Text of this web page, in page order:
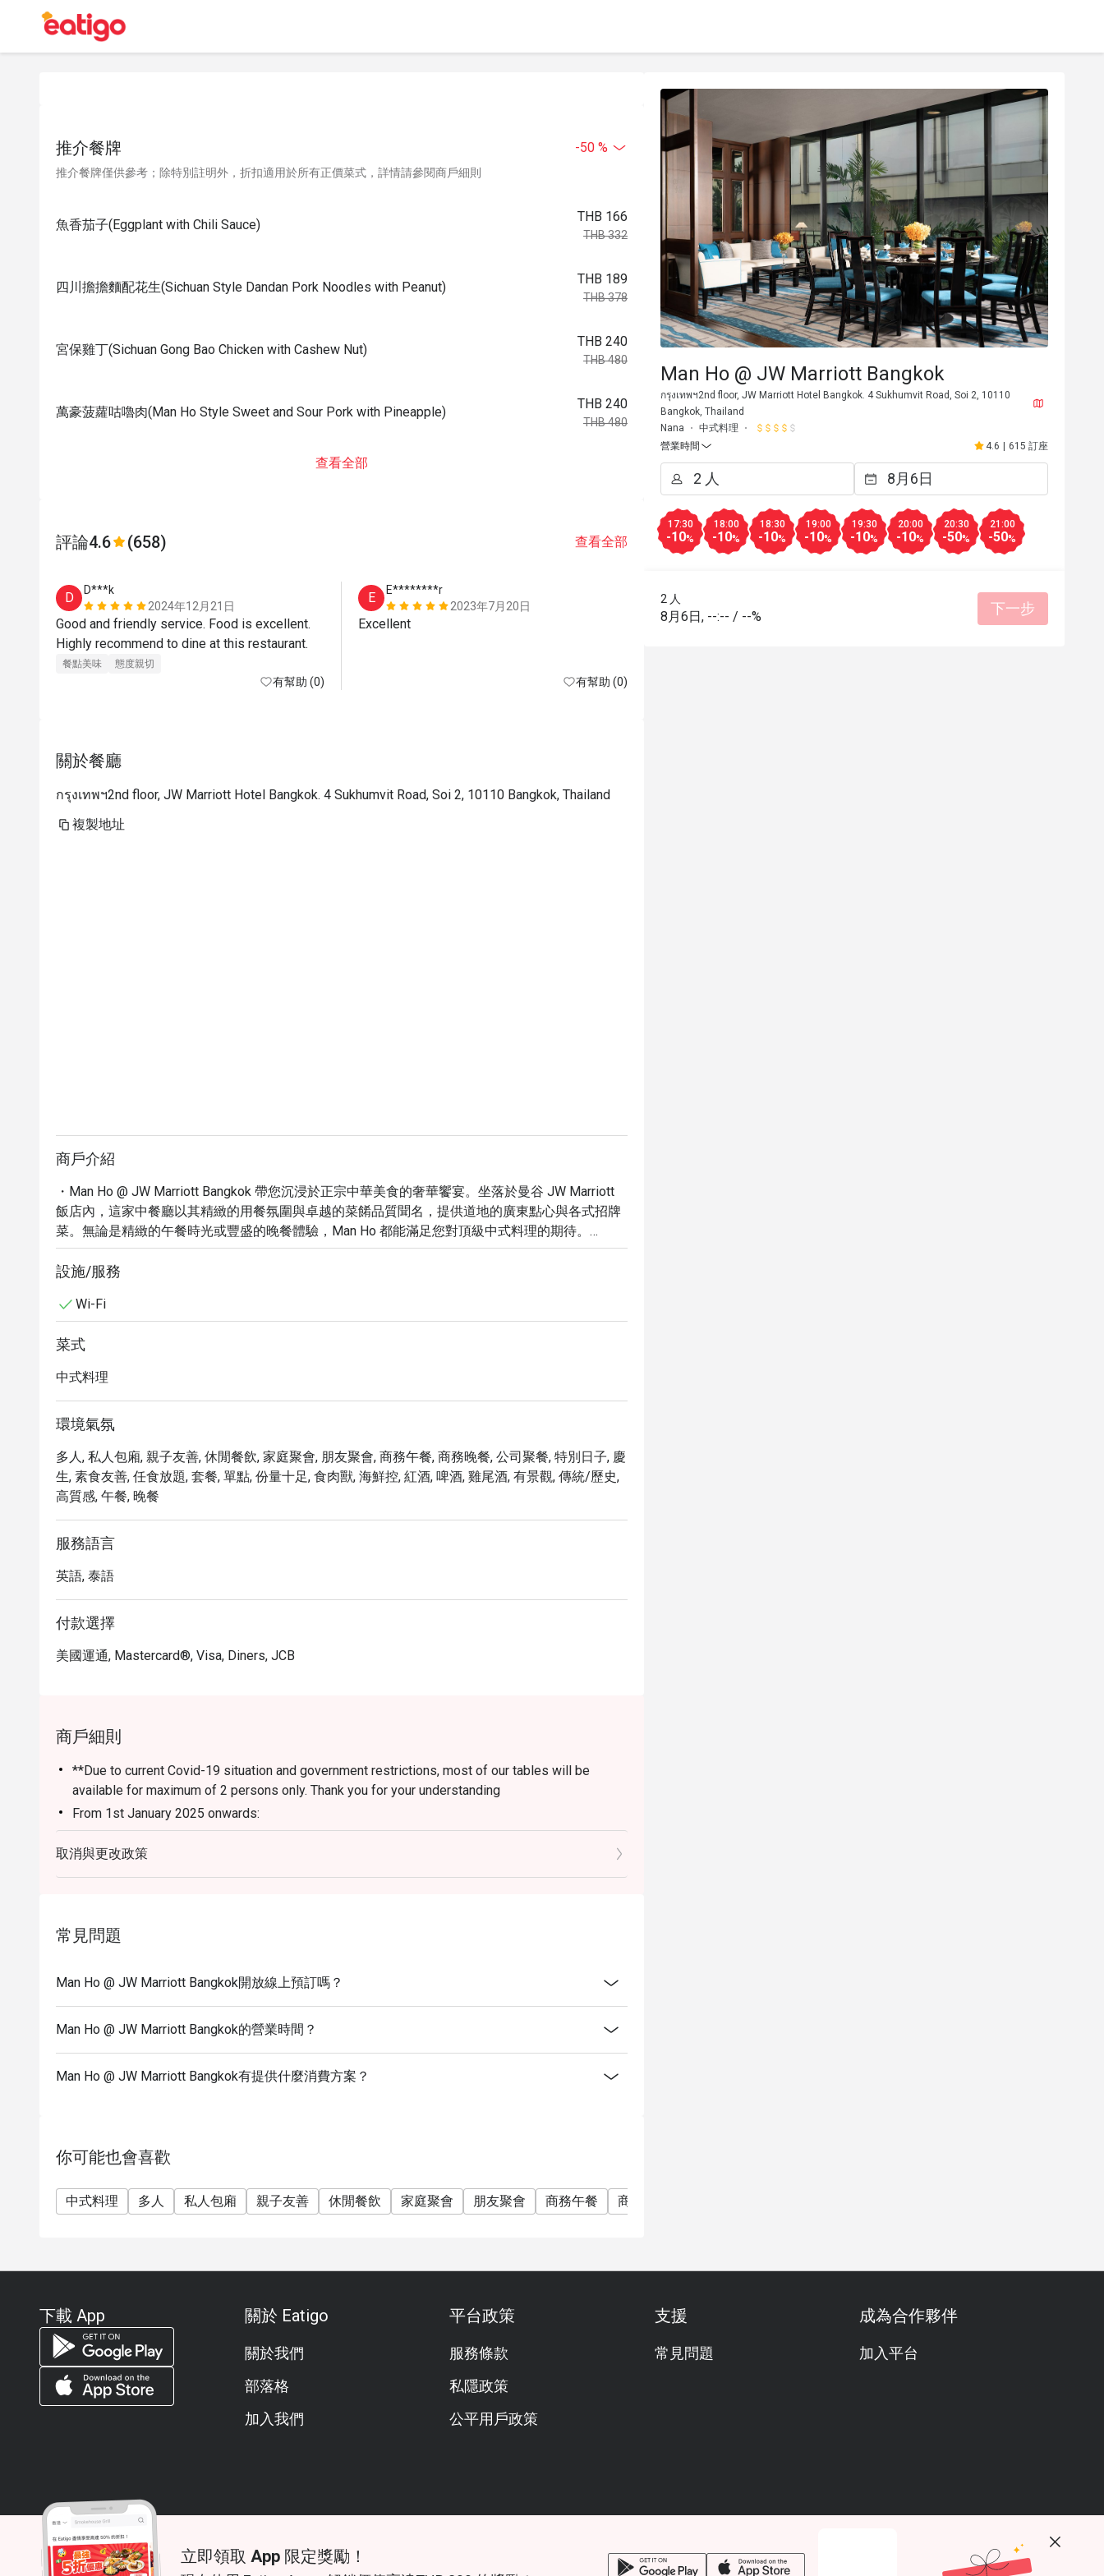
推介餐牌 -50 %
推介餐牌僅供參考；除特別註明外，折扣適用於所有正價菜式，詳情請參閱商戶細則
魚香茄子(Eggplant with Chili Sauce)
THB 166
THB 332
四川擔擔麵配花生(Sichuan Style Dandan Pork Noodles with Peanut)
THB 189
THB 378
宮保雞丁(Sichuan Gong Bao Chicken with Cashew Nut)
THB 240
THB 480
萬豪菠蘿咕嚕肉(Man Ho Style Sweet and Sour Pork with Pineapple)
THB 240
THB 480
查看全部
評論4.6 (658) 查看全部
D
D***k
2024年12月21日
Good and friendly service. Food is excellent.
餐點美味 態度親切
有幫助 (0)
E
E********r
2023年7月20日
Excellent
有幫助 (0)
D
Fantastic food and great service. Highly
G
G****n
Excellent exceeded my
關於餐廳
กรุงเทพฯ2nd floor, JW Marriott Hotel Bangkok. 4 Sukhumvit Road, Soi 2, 10110 Bangkok, Thailand
複製地址
商戶介紹
・Man Ho @ JW Marriott Bangkok 帶您沉浸於正宗中華美食的奢華饗宴。坐落於曼谷 JW Marriott
飯店內，這家中餐廳以其精緻的用餐氛圍與卓越的菜餚品質聞名，提供道地的廣東點心與各式招牌
菜。無論是精緻的午餐時光或豐盛的晚餐體驗，Man Ho 都能滿足您對頂級中式料理的期待。
・步入 Man Ho，寬敞典雅的用餐環境搭配親切的服務，營造出無與倫比的用餐體驗。餐廳以其傳
統的粵菜手法，呈現出鮮美的海鮮、嫩滑的烤肉以及各式手工點心。必嚐的包括經典的脆皮燒鵝，
・透過 Eatigo 預訂 Man Ho @ JW Marriott Bangkok，您即可享有高達 5 折的獨家優惠，以最超值的
設施/服務
Wi-Fi
菜式
中式料理
環境氣氛
多人, 私人包廂, 親子友善, 休閒餐飲, 家庭聚會, 朋友聚會, 商務午餐, 商務晚餐, 公司聚餐, 特別日子, 慶
生, 素食友善, 任食放題, 套餐, 單點, 份量十足, 食肉獸, 海鮮控, 紅酒, 啤酒, 雞尾酒, 有景觀, 傳統/歷史,
高質感, 午餐, 晚餐
服務語言
英語, 泰語
付款選擇
美國運通, Mastercard®, Visa, Diners, JCB
商戶細則
**Due to current Covid-19 situation and government restrictions, most of our tables will be
available for maximum of 2 persons only. Thank you for your understanding
From 1st January 2025 onwards:
- All You Can Eat Dim Sum Buffet Lunch (Monday - Friday)
Period: 11.30 - 14.30
Price: 1,088++ (1,281 net)
Period: 11.30 - 15.30
.........................................................................................
- Excludes special set lunch menus.
- Maximum 2 people allowed per table. For those reservations who made for more then 2 people
required to sit separately.
credit cards.
- Discount does not apply on applicable government tax and service charges.
Q: What are the key menu highlights? A: Signature highlights include the Peking Duck, Crispy Rice
Flour Rolls with Shrimp, BBQ Pork Baked Puffs, and the Man Ho Seafood Congee. Their Mango
Sago and O-Nee (Sticky Rice with Taro Paste) are also highly recommended for dessert.
Q: What is the dress code? A: The dress code is Smart Casual. We recommend polished yet
comfortable attire suitable for a 5-star hotel dining environment.
Q: How do I get to Man Ho @ JW Marriott Bangkok? A: The restaurant is located on the 2nd floor
of the JW Marriott Bangkok on Sukhumvit Road. It is a short walk from BTS Ploenchit (Exit 2) and
取消與更改政策
常見問題
Man Ho @ JW Marriott Bangkok開放線上預訂嗎？
Man Ho @ JW Marriott Bangkok的營業時間？
Man Ho @ JW Marriott Bangkok有提供什麼消費方案？
你可能也會喜歡
中式料理 多人 私人包廂 親子友善 休閒餐飲 家庭聚會 朋友聚會 商務午餐 商務晚餐
Man Ho @ JW Marriott Bangkok
กรุงเทพฯ2nd floor, JW Marriott Hotel Bangkok. 4 Sukhumvit Road, Soi 2, 10110
Bangkok, Thailand
Nana
中式料理
營業時間
4.6 615 訂座
17:30
-10%
18:00
-10%
18:30
-10%
19:00
-10%
19:30
-10%
20:00
-10%
20:30
-50%
21:00
-50%
2 人
8月6日, --:-- / --% 下一步
下載 App 關於 Eatigo
關於我們
部落格
加入我們
平台政策
服務條款
私隱政策
公平用戶政策
支援
常見問題
成為合作夥伴
加入平台
© 2026 Zoek. All rights reserved.
立即領取 App 限定獎勵！